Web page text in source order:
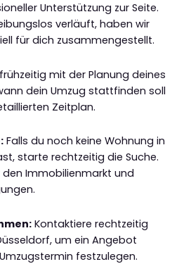
Unterstützung zur Seite.
verläuft, haben wir
für dich zusammengestellt.
mit der Planung deines
dein Umzug stattfinden soll
Zeitplan.
Falls du noch keine Wohnung in
starte rechtzeitig die Suche.
Immobilienmarkt und
Kontaktiere rechtzeitig
um ein Angebot
festzulegen.